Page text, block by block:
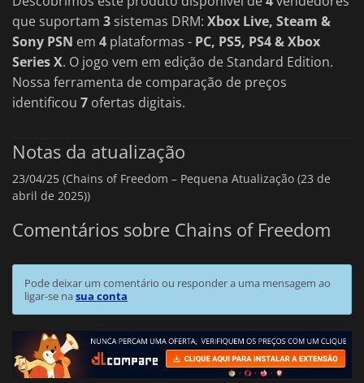
que suportam 3 sistemas DRM: Xbox Live, Steam &
Sony PSN em 4 plataformas - PC, PS5, PS4 & Xbox
Series X. O jogo vem em edição de Standard Edition.
Nossa ferramenta de comparação de preços
identificou 7 ofertas digitais.
Notas da atualização
23/04/25 (Chains of Freedom – Pequena Atualização (23 de
abril de 2025))
Comentários sobre Chains of Freedom
Pode deixar um comentário ou responder a uma mensagem ao
ligar-se nasua conta